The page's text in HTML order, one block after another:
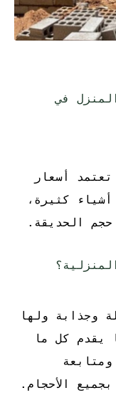
في
أسعار
كثيرة،
الحديقة.
وجذابة ولها
يقدم كل ما
الأحجام.